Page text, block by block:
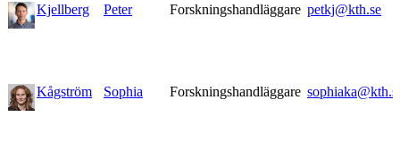
Kjellberg Peter Forskningshandläggare petkj@kth.se
Kågström Sophia Forskningshandläggare